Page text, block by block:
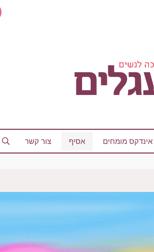
אינדקס מומחים אסיף צור קשר